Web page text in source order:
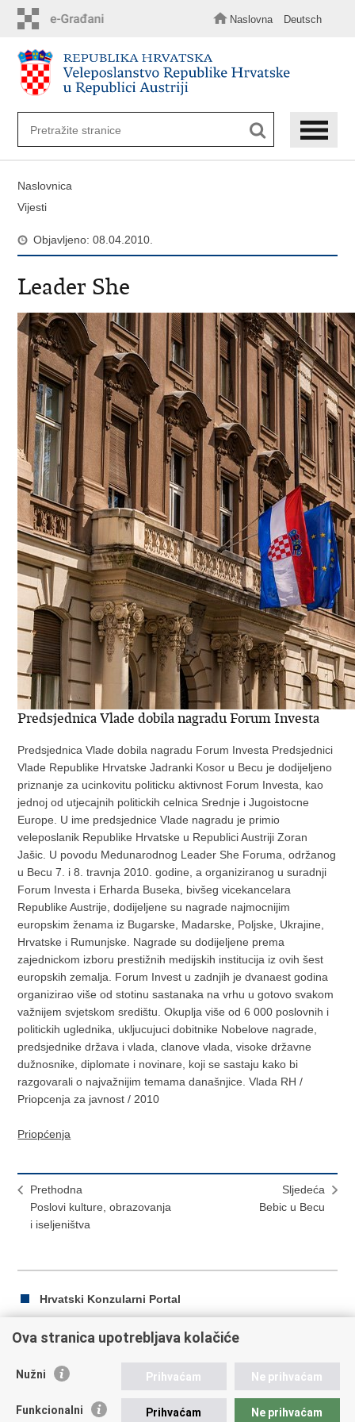
sadržaj
Naslovna Deutsch
Naslovnica
Vijesti
Objavljeno: 08.04.2010.
Leader She
Predsjednica Vlade dobila nagradu Forum Investa
Predsjednica Vlade dobila nagradu Forum Investa Predsjednici
Vlade Republike Hrvatske Jadranki Kosor u Becu je dodijeljeno
priznanje za ucinkovitu politicku aktivnost Forum Investa, kao
jednoj od utjecajnih politickih celnica Srednje i Jugoistocne
Europe. U ime predsjednice Vlade nagradu je primio
veleposlanik Republike Hrvatske u Republici Austriji Zoran
Jašic. U povodu Medunarodnog Leader She Foruma, održanog
u Becu 7. i 8. travnja 2010. godine, a organiziranog u suradnji
Forum Investa i Erharda Buseka, bivšeg vicekancelara
Republike Austrije, dodijeljene su nagrade najmocnijim
europskim ženama iz Bugarske, Madarske, Poljske, Ukrajine,
Hrvatske i Rumunjske. Nagrade su dodijeljene prema
zajednickom izboru prestižnih medijskih institucija iz ovih šest
europskih zemalja. Forum Invest u zadnjih je dvanaest godina
organizirao više od stotinu sastanaka na vrhu u gotovo svakom
važnijem svjetskom središtu. Okuplja više od 6 000 poslovnih i
politickih uglednika, ukljucujuci dobitnike Nobelove nagrade,
predsjednike država i vlada, clanove vlada, visoke državne
dužnosnike, diplomate i novinare, koji se sastaju kako bi
razgovarali o najvažnijim temama današnjice. Vlada RH /
Priopcenja za javnost / 2010
Priopćenja
Prethodna
Poslovi kulture, obrazovanja
i iseljeništva
Sljedeća
Bebic u Becu
Hrvatski Konzularni Portal
Ispiši
Podijeli
Facebooku
Twitteru
Republika Hrvatska
Ova stranica upotrebljava kolačiće
Nužni Prihvaćam Ne prihvaćam
Funkcionalni Prihvaćam Ne prihvaćam